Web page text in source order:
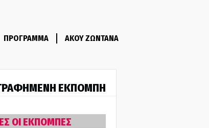
ΠΡΟΓΡΑΜΜΑ ΑΚΟΥ ΖΩΝΤΑΝΑ
ΕΚΠΟΜΠΗ
ΟΙ ΕΚΠΟΜΠΕΣ